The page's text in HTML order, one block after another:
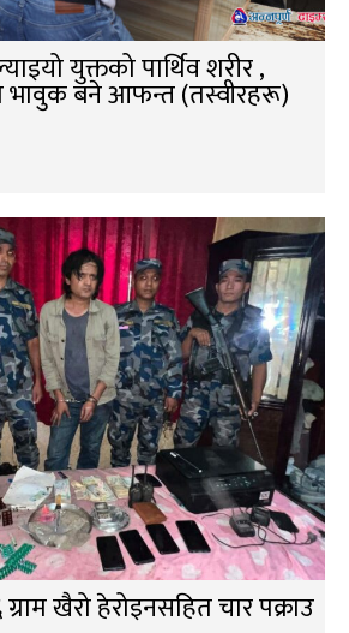
युक्तको पार्थिव शरीर ,
भावुक बने आफन्त (तस्वीरहरू)
खैरो हेरोइनसहित चार पक्राउ